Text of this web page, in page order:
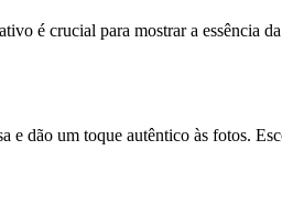
é crucial para mostrar a essência
e dão um toque autêntico às fotos.